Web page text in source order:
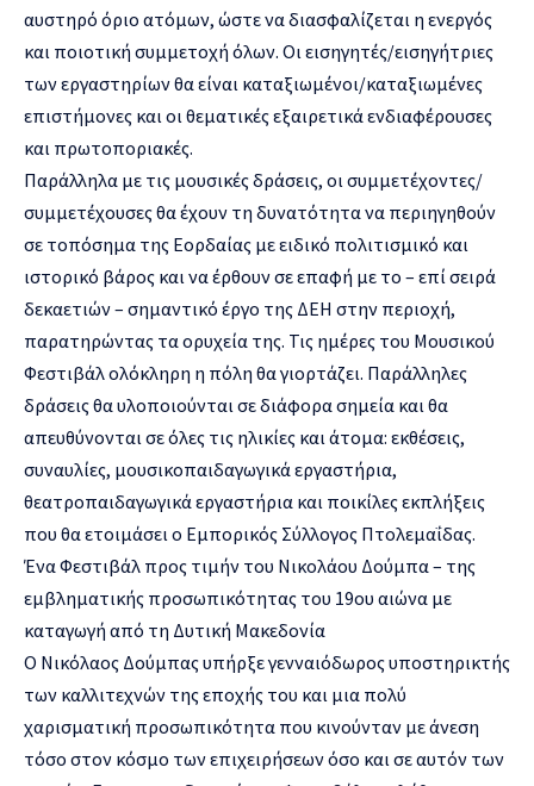
αυστηρό όριο ατόμων, ώστε να διασφαλίζεται η ενεργός
και ποιοτική συμμετοχή όλων. Οι εισηγητές/εισηγήτριες
των εργαστηρίων θα είναι καταξιωμένοι/καταξιωμένες
επιστήμονες και οι θεματικές εξαιρετικά ενδιαφέρουσες
και πρωτοποριακές.
Παράλληλα με τις μουσικές δράσεις, οι συμμετέχοντες/
συμμετέχουσες θα έχουν τη δυνατότητα να περιηγηθούν
σε τοπόσημα της Εορδαίας με ειδικό πολιτισμικό και
ιστορικό βάρος και να έρθουν σε επαφή με το – επί σειρά
δεκαετιών – σημαντικό έργο της ΔΕΗ στην περιοχή,
παρατηρώντας τα ορυχεία της. Τις ημέρες του Μουσικού
Φεστιβάλ ολόκληρη η πόλη θα γιορτάζει. Παράλληλες
δράσεις θα υλοποιούνται σε διάφορα σημεία και θα
απευθύνονται σε όλες τις ηλικίες και άτομα: εκθέσεις,
συναυλίες, μουσικοπαιδαγωγικά εργαστήρια,
θεατροπαιδαγωγικά εργαστήρια και ποικίλες εκπλήξεις
που θα ετοιμάσει ο Εμπορικός Σύλλογος Πτολεμαΐδας.
Ένα Φεστιβάλ προς τιμήν του Νικολάου Δούμπα – της
εμβληματικής προσωπικότητας του 19ου αιώνα με
καταγωγή από τη Δυτική Μακεδονία
Ο Νικόλαος Δούμπας υπήρξε γενναιόδωρος υποστηρικτής
των καλλιτεχνών της εποχής του και μια πολύ
χαρισματική προσωπικότητα που κινούνταν με άνεση
τόσο στον κόσμο των επιχειρήσεων όσο και σε αυτόν των